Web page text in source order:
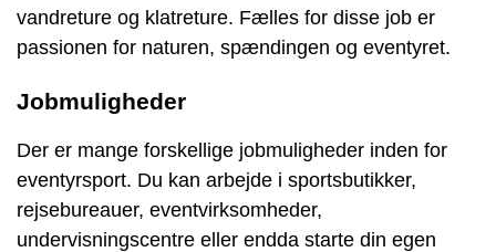
vandreture og klatreture. Fælles for disse job er
passionen for naturen, spændingen og eventyret.
Jobmuligheder
Der er mange forskellige jobmuligheder inden for
eventyrsport. Du kan arbejde i sportsbutikker,
rejsebureauer, eventvirksomheder,
undervisningscentre eller endda starte din egen